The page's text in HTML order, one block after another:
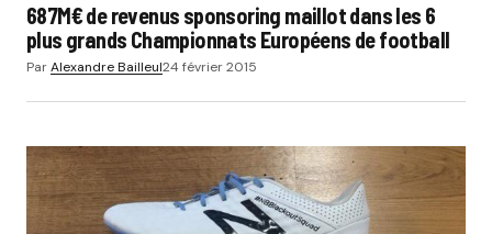
687M€ de revenus sponsoring maillot dans les 6
plus grands Championnats Européens de football
ParAlexandre Bailleul24 février 2015